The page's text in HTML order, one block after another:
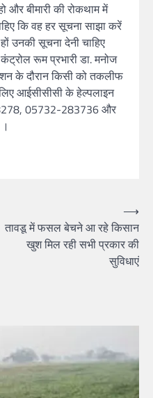
और बीमारी की रोकथाम में
कि वह हर सूचना साझा करें
उनकी सूचना देनी चाहिए
रूम प्रभारी डा. मनोज
के दौरान किसी को तकलीफ
आईसीसीसी के हेल्पलाइन
05732-283736 और
तावडू में फसल बेचने आ रहे किसान
खुश मिल रही सभी प्रकार की
सुविधाएं
⟶